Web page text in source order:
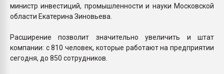
министр инвестиций, промышленности и науки Московской
области Екатерина Зиновьева.
Расширение позволит значительно увеличить и штат
компании: с 810 человек, которые работают на предприятии
сегодня, до 850 сотрудников.